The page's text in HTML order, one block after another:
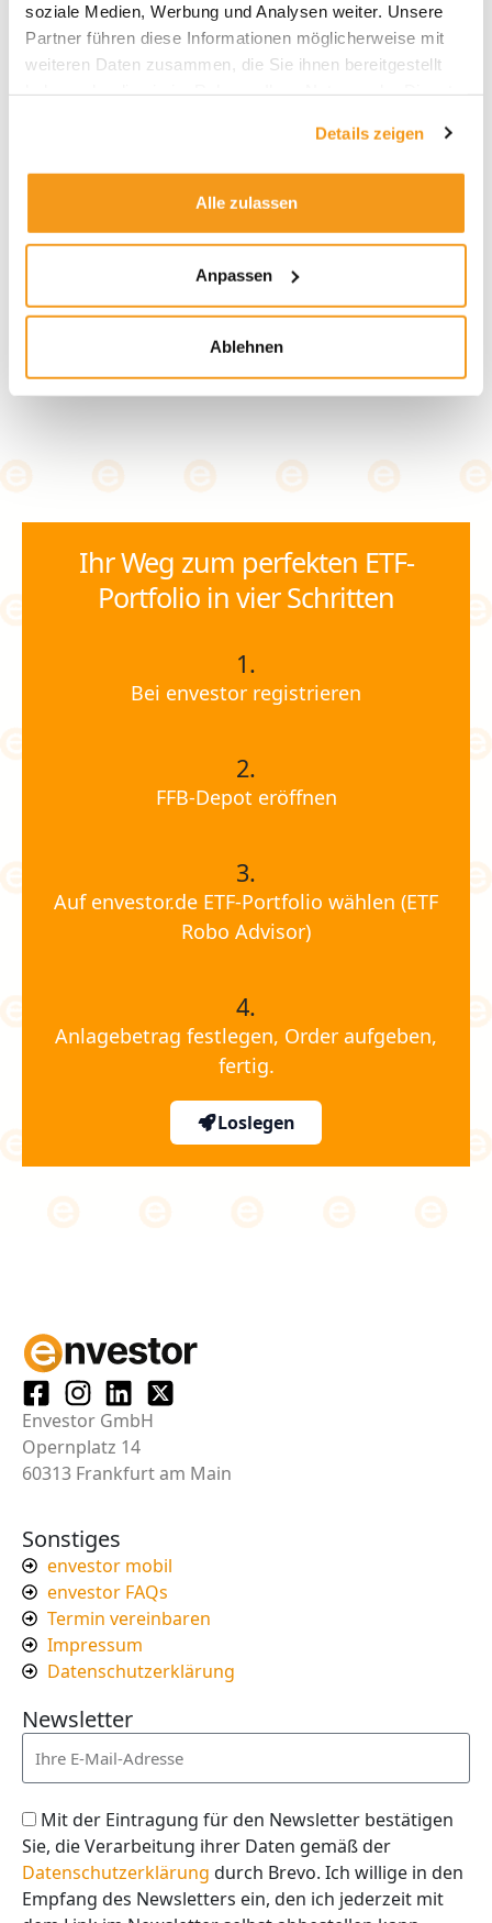
soziale Medien, Werbung und Analysen weiter. Unsere
Partner führen diese Informationen möglicherweise mit
weiteren Daten zusammen, die Sie ihnen bereitgestellt
Details zeigen
Alle zulassen
Anpassen
Ablehnen
Inflation
Das ETF Portfolio Inflation schützt Ihr Vermögen
Ihr Weg zum perfekten ETF-
Portfolio in vier Schritten
1.
Bei envestor registrieren
2.
FFB-Depot eröffnen
3.
Auf envestor.de ETF-Portfolio wählen (ETF
Robo Advisor)
4.
Anlagebetrag festlegen, Order aufgeben,
fertig.
Loslegen
Envestor GmbH
Opernplatz 14
60313 Frankfurt am Main
Sonstiges
envestor mobil
envestor FAQs
Termin vereinbaren
Impressum
Datenschutzerklärung
Newsletter
Mit der Eintragung für den Newsletter bestätigen
Sie, die Verarbeitung ihrer Daten gemäß der
Datenschutzerklärung durch Brevo. Ich willige in den
Empfang des Newsletters ein, den ich jederzeit mit